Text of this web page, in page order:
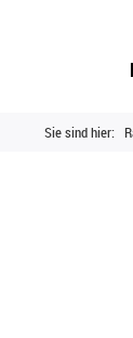
Sie sind hier: